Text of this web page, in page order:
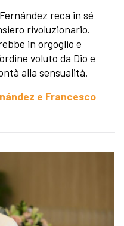
reca in sé
rivoluzionario.
in orgoglio e
voluto da Dio e
alla sensualità.
e Francesco